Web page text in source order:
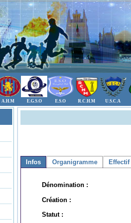
A.H.M E.G.S.O E.S.O R.C.H.M U.S.C.A
Infos Organigramme Effectif
Dénomination :
Création :
Statut :